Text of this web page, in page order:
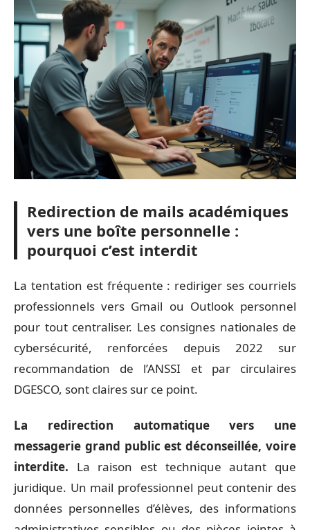
Redirection de mails académiques
vers une boîte personnelle :
pourquoi c’est interdit
La tentation est fréquente : rediriger ses courriels
professionnels vers Gmail ou Outlook personnel
pour tout centraliser. Les consignes nationales de
cybersécurité, renforcées depuis 2022 sur
recommandation de l’ANSSI et par circulaires
DGESCO, sont claires sur ce point.
La redirection automatique vers une
messagerie grand public est déconseillée, voire
interdite. La raison est technique autant que
juridique. Un mail professionnel peut contenir des
données personnelles d’élèves, des informations